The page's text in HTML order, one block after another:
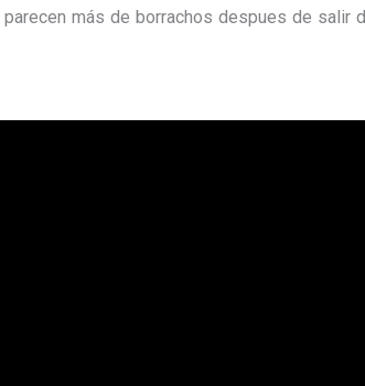
más de borrachos despues de salir